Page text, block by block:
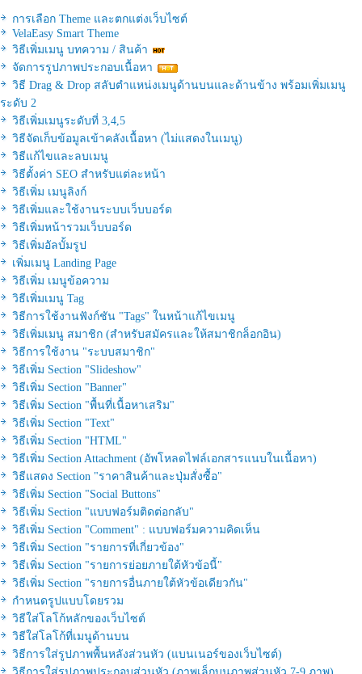
การเลือก Theme และตกแต่งเว็บไซต์
VelaEasy Smart Theme
วิธีเพิ่มเมนู บทความ / สินค้า
จัดการรูปภาพประกอบเนื้อหา
วิธี Drag & Drop สลับตำแหน่งเมนูด้านบนและด้านข้าง พร้อมเพิ่มเมนู
ระดับ 2
วิธีเพิ่มเมนูระดับที่ 3,4,5
วิธีจัดเก็บข้อมูลเข้าคลังเนื้อหา (ไม่แสดงในเมนู)
วิธีแก้ไขและลบเมนู
วิธีตั้งค่า SEO สำหรับแต่ละหน้า
วิธีเพิ่ม เมนูลิงก์
วิธีเพิ่มและใช้งานระบบเว็บบอร์ด
วิธีเพิ่มหน้ารวมเว็บบอร์ด
วิธีเพิ่มอัลบั้มรูป
เพิ่มเมนู Landing Page
วิธีเพิ่ม เมนูข้อความ
วิธีเพิ่มเมนู Tag
วิธีการใช้งานฟังก์ชัน "Tags" ในหน้าแก้ไขเมนู
วิธีเพิ่มเมนู สมาชิก (สำหรับสมัครและให้สมาชิกล็อกอิน)
วิธีการใช้งาน "ระบบสมาชิก"
วิธีเพิ่ม Section "Slideshow"
วิธีเพิ่ม Section "Banner"
วิธีเพิ่ม Section "พื้นที่เนื้อหาเสริม"
วิธีเพิ่ม Section "Text"
วิธีเพิ่ม Section "HTML"
วิธีเพิ่ม Section Attachment (อัพโหลดไฟล์เอกสารแนบในเนื้อหา)
วิธีแสดง Section "ราคาสินค้าและปุ่มสั่งซื้อ"
วิธีเพิ่ม Section "Social Buttons"
วิธีเพิ่ม Section "แบบฟอร์มติดต่อกลับ"
วิธีเพิ่ม Section "Comment" : แบบฟอร์มความคิดเห็น
วิธีเพิ่ม Section "รายการที่เกี่ยวข้อง"
วิธีเพิ่ม Section "รายการย่อยภายใต้หัวข้อนี้"
วิธีเพิ่ม Section "รายการอื่นภายใต้หัวข้อเดียวกัน"
กำหนดรูปแบบโดยรวม
วิธีใส่โลโก้หลักของเว็บไซต์
วิธีใส่โลโก้ที่เมนูด้านบน
วิธีการใส่รูปภาพพื้นหลังส่วนหัว (แบนเนอร์ของเว็บไซต์)